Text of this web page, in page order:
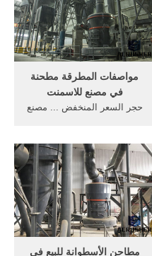
مواصفات المطرقة مطحنة
في مصنع للاسمنت
حجر السعر المنخفض ... مصنع
مطاحن الأسطوانة للبيع في